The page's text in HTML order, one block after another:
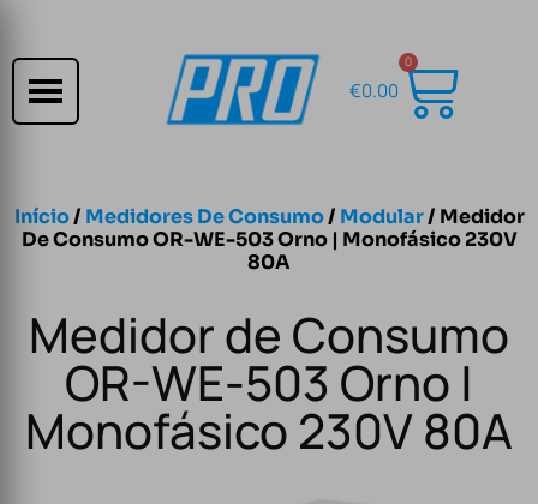
€0.00
0
Início/ Medidores De Consumo/ Modular/ Medidor
De Consumo OR-WE-503 Orno | Monofásico 230V
80A
Medidor de Consumo
OR-WE-503 Orno |
Monofásico 230V 80A